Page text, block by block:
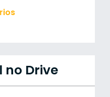
no Drive